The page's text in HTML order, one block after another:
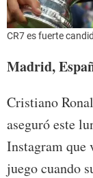
CR7 es fuerte
Madrid,
Cristiano
aseguró este
Instagram que
juego cuando